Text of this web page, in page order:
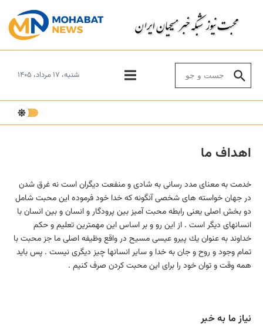
شنبه، ۱۷ مرداد، ۱۴۰۵
اهداف ما
خدمت به معنای مدد رسانی به شادی و منفعت دیگران است نه غرق شدن
در جهان خواسته های شخصی آنگونه كه خدا خود فرموده این محبت شامل
دو بخش اصلی یعنی رابطه محبت آمیز بین پرودگار و انسان و بین انسان با
انسانهای دیگر است . از این رو و بر اساس این مهمترین تعلیم و حكم
خداوند به عنوان یك پیرو عیسی مسیح در واقع وظیفه اصلی ما جز محبت با
تمام وجود و روح و جان به خدا و سایر انسانها چیز دیگری نیست . پس باید
همه وقت و توان خود را برای این محبت كردن صرف كنیم .
نیاز ما به خبر